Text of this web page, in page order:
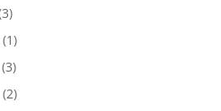
(1)
(3)
(2)